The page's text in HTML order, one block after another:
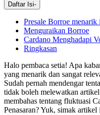
Daftar Isi-
Presale Borroe
Menguraikan Borroe
Cardano Menghadapi
Ringkasan
Halo pembaca setia! Apa
yang menarik dan sangat
Sudah pernah mendengar
tidak boleh melewatkan
membahas tentang fluktuasi
Penasaran? Yuk, simak artikel